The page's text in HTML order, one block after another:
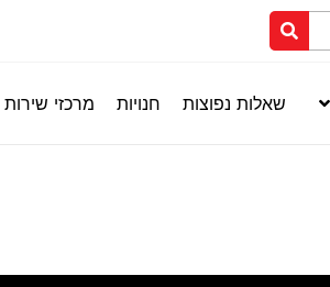
שאלות נפוצות חנויות מרכזי שירות